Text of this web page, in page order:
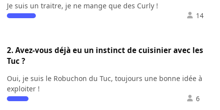
Je suis un traitre, je ne mange que des Curly !
14
2. Avez-vous déjà eu un instinct de cuisinier avec les
Tuc ?
Oui, je suis le Robuchon du Tuc, toujours une bonne idée à
exploiter !
6